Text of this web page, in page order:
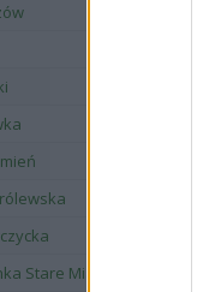
Stare Miasto